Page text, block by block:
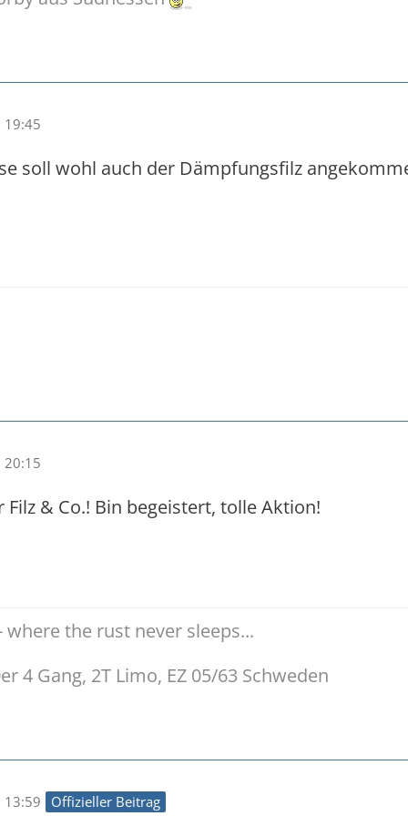
19:45
soll wohl auch der Dämpfungsfilz
20:15
Filz & Co.! Bin begeistert, tolle Aktion!
where the rust never sleeps...
4 Gang, 2T Limo, EZ 05/63 Schweden
13:59 Offizieller Beitrag